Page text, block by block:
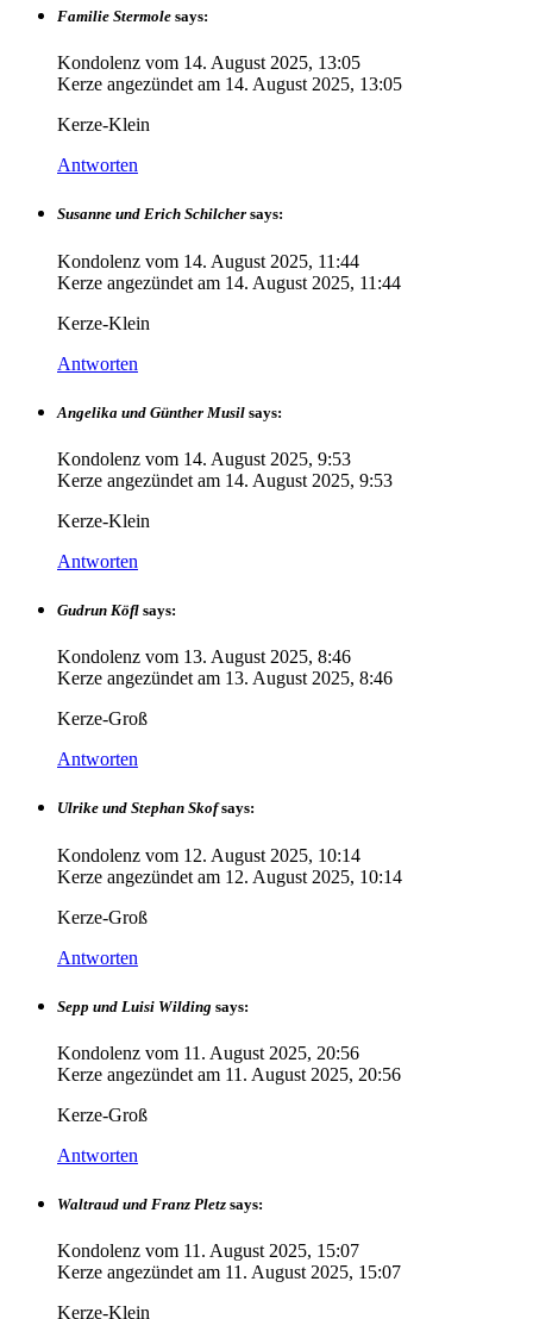
Familie Stermole says:
Kondolenz vom 14. August 2025, 13:05
Kerze angezündet am 14. August 2025, 13:05
Kerze-Klein
Antworten
Susanne und Erich Schilcher says:
Kondolenz vom 14. August 2025, 11:44
Kerze angezündet am 14. August 2025, 11:44
Kerze-Klein
Antworten
Angelika und Günther Musil says:
Kondolenz vom 14. August 2025, 9:53
Kerze angezündet am 14. August 2025, 9:53
Kerze-Klein
Antworten
Gudrun Köfl says:
Kondolenz vom 13. August 2025, 8:46
Kerze angezündet am 13. August 2025, 8:46
Kerze-Groß
Antworten
Ulrike und Stephan Skof says:
Kondolenz vom 12. August 2025, 10:14
Kerze angezündet am 12. August 2025, 10:14
Kerze-Groß
Antworten
Sepp und Luisi Wilding says:
Kondolenz vom 11. August 2025, 20:56
Kerze angezündet am 11. August 2025, 20:56
Kerze-Groß
Antworten
Waltraud und Franz Pletz says:
Kondolenz vom 11. August 2025, 15:07
Kerze angezündet am 11. August 2025, 15:07
Kerze-Klein